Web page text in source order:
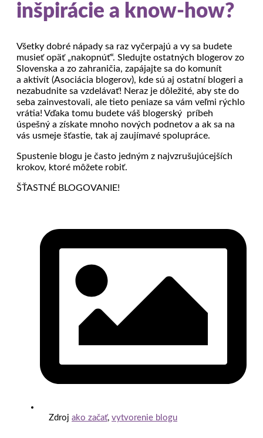
inšpirácie a know-how?
Všetky dobré nápady sa raz vyčerpajú a vy sa budete
musieť opäť „nakopnúť“. Sledujte ostatných blogerov zo
Slovenska a zo zahraničia, zapájajte sa do komunít
a aktivít (Asociácia blogerov), kde sú aj ostatní blogeri a
nezabudnite sa vzdelávať! Neraz je dôležité, aby ste do
seba zainvestovali, ale tieto peniaze sa vám veľmi rýchlo
vrátia! Vďaka tomu budete váš blogerský príbeh
úspešný a získate mnoho nových podnetov a ak sa na
vás usmeje šťastie, tak aj zaujímavé spolupráce.
Spustenie blogu je často jedným z najvzrušujúcejších
krokov, ktoré môžete robiť.
ŠŤASTNÉ BLOGOVANIE!
Zdroj ako začať, vytvorenie blogu